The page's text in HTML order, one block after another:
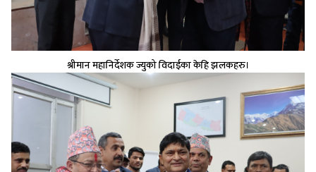
श्रीमान महानिर्देशक ज्युको विदाईका केहि झलकहरु।